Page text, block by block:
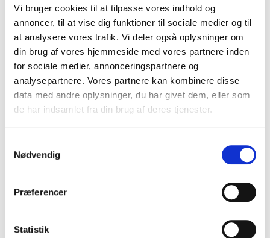
Vi bruger cookies til at tilpasse vores indhold og
annoncer, til at vise dig funktioner til sociale medier og til
at analysere vores trafik. Vi deler også oplysninger om
din brug af vores hjemmeside med vores partnere inden
for sociale medier, annonceringspartnere og
analysepartnere. Vores partnere kan kombinere disse
data med andre oplysninger, du har givet dem, eller som
de har indsamlet fra din brug af deres tjenester.
Nødvendig
Præferencer
Statistik
TILFØJ TIL KURV
Tilføj til Ønskeskyen
BESKRIVELSE
eventuel fødselsdato. Ved lang tekst vil din tekst blive mindre.
navngivning og fødselsdag.
bliver præsenteret bedst muligt. Vi tilpasser dine billeder